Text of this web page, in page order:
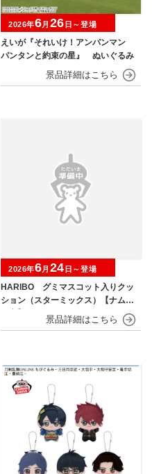
えいが『それいけ！アンパンマン
パンタンと約束の星』 ぬいぐるみ
2026年6月 26 日～登場
HARIBO グミマスコット入りクッ
ション（スターミックス）【ナムコ
2026年6月 24 日～登場